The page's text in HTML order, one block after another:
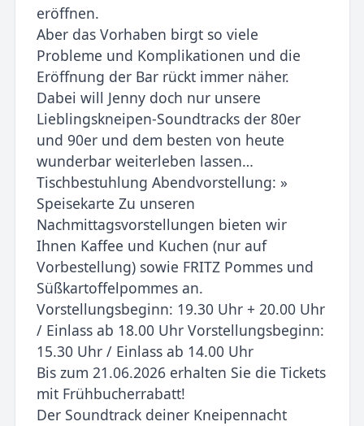
eröffnen.
Aber das Vorhaben birgt so viele
Probleme und Komplikationen und die
Eröffnung der Bar rückt immer näher.
Dabei will Jenny doch nur unsere
Lieblingskneipen-Soundtracks der 80er
und 90er und dem besten von heute
wunderbar weiterleben lassen…
Tischbestuhlung Abendvorstellung: »
Speisekarte Zu unseren
Nachmittagsvorstellungen bieten wir
Ihnen Kaffee und Kuchen (nur auf
Vorbestellung) sowie FRITZ Pommes und
Süßkartoffelpommes an.
Vorstellungsbeginn: 19.30 Uhr + 20.00 Uhr
/ Einlass ab 18.00 Uhr Vorstellungsbeginn:
15.30 Uhr / Einlass ab 14.00 Uhr
Bis zum 21.06.2026 erhalten Sie die Tickets
mit Frühbucherrabatt!
Der Soundtrack deiner Kneipennacht